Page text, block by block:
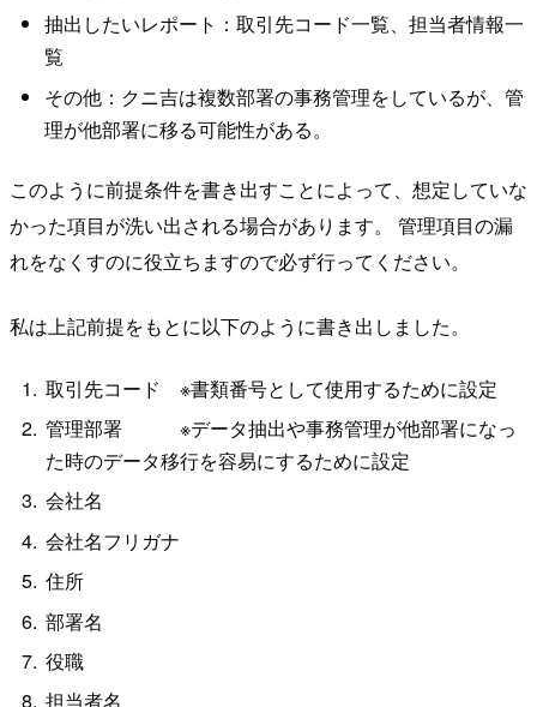
抽出したいレポート：取引先コード一覧、担当者情報一
覧
その他：クニ吉は複数部署の事務管理をしているが、管
理が他部署に移る可能性がある。
このように前提条件を書き出すことによって、想定していな
かった項目が洗い出される場合があります。 管理項目の漏
れをなくすのに役立ちますので必ず行ってください。
私は上記前提をもとに以下のように書き出しました。
取引先コード ※書類番号として使用するために設定
管理部署 ※データ抽出や事務管理が他部署になっ
た時のデータ移行を容易にするために設定
会社名
会社名フリガナ
住所
部署名
役職
担当者名